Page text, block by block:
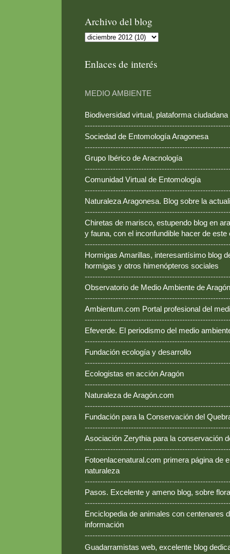
Archivo del blog
Enlaces de interés
MEDIO AMBIENTE
Biodiversidad virtual, plataforma ciudadana
Sociedad de Entomología Aragonesa
Grupo Ibérico de Aracnología
Comunidad Virtual de Entomología
Naturaleza Aragonesa. Blog sobre la
Chiretas de marisco, estupendo blog en
y fauna, con el inconfundible hacer de este
Hormigas Amarillas, interesantísimo blog
hormigas y otros himenópteros sociales
Observatorio de Medio Ambiente de Aragón
Ambientum.com Portal profesional del
Efeverde. El periodismo del medio
Fundación ecología y desarrollo
Ecologistas en acción Aragón
Naturaleza de Aragón.com
Fundación para la Conservación del
Asociación Zerythia para la conservación
Fotoenlacenatural.com primera página de
naturaleza
Pasos. Excelente y ameno blog, sobre
Enciclopedia de animales con centenares
información
Guadarramistas web, excelente blog